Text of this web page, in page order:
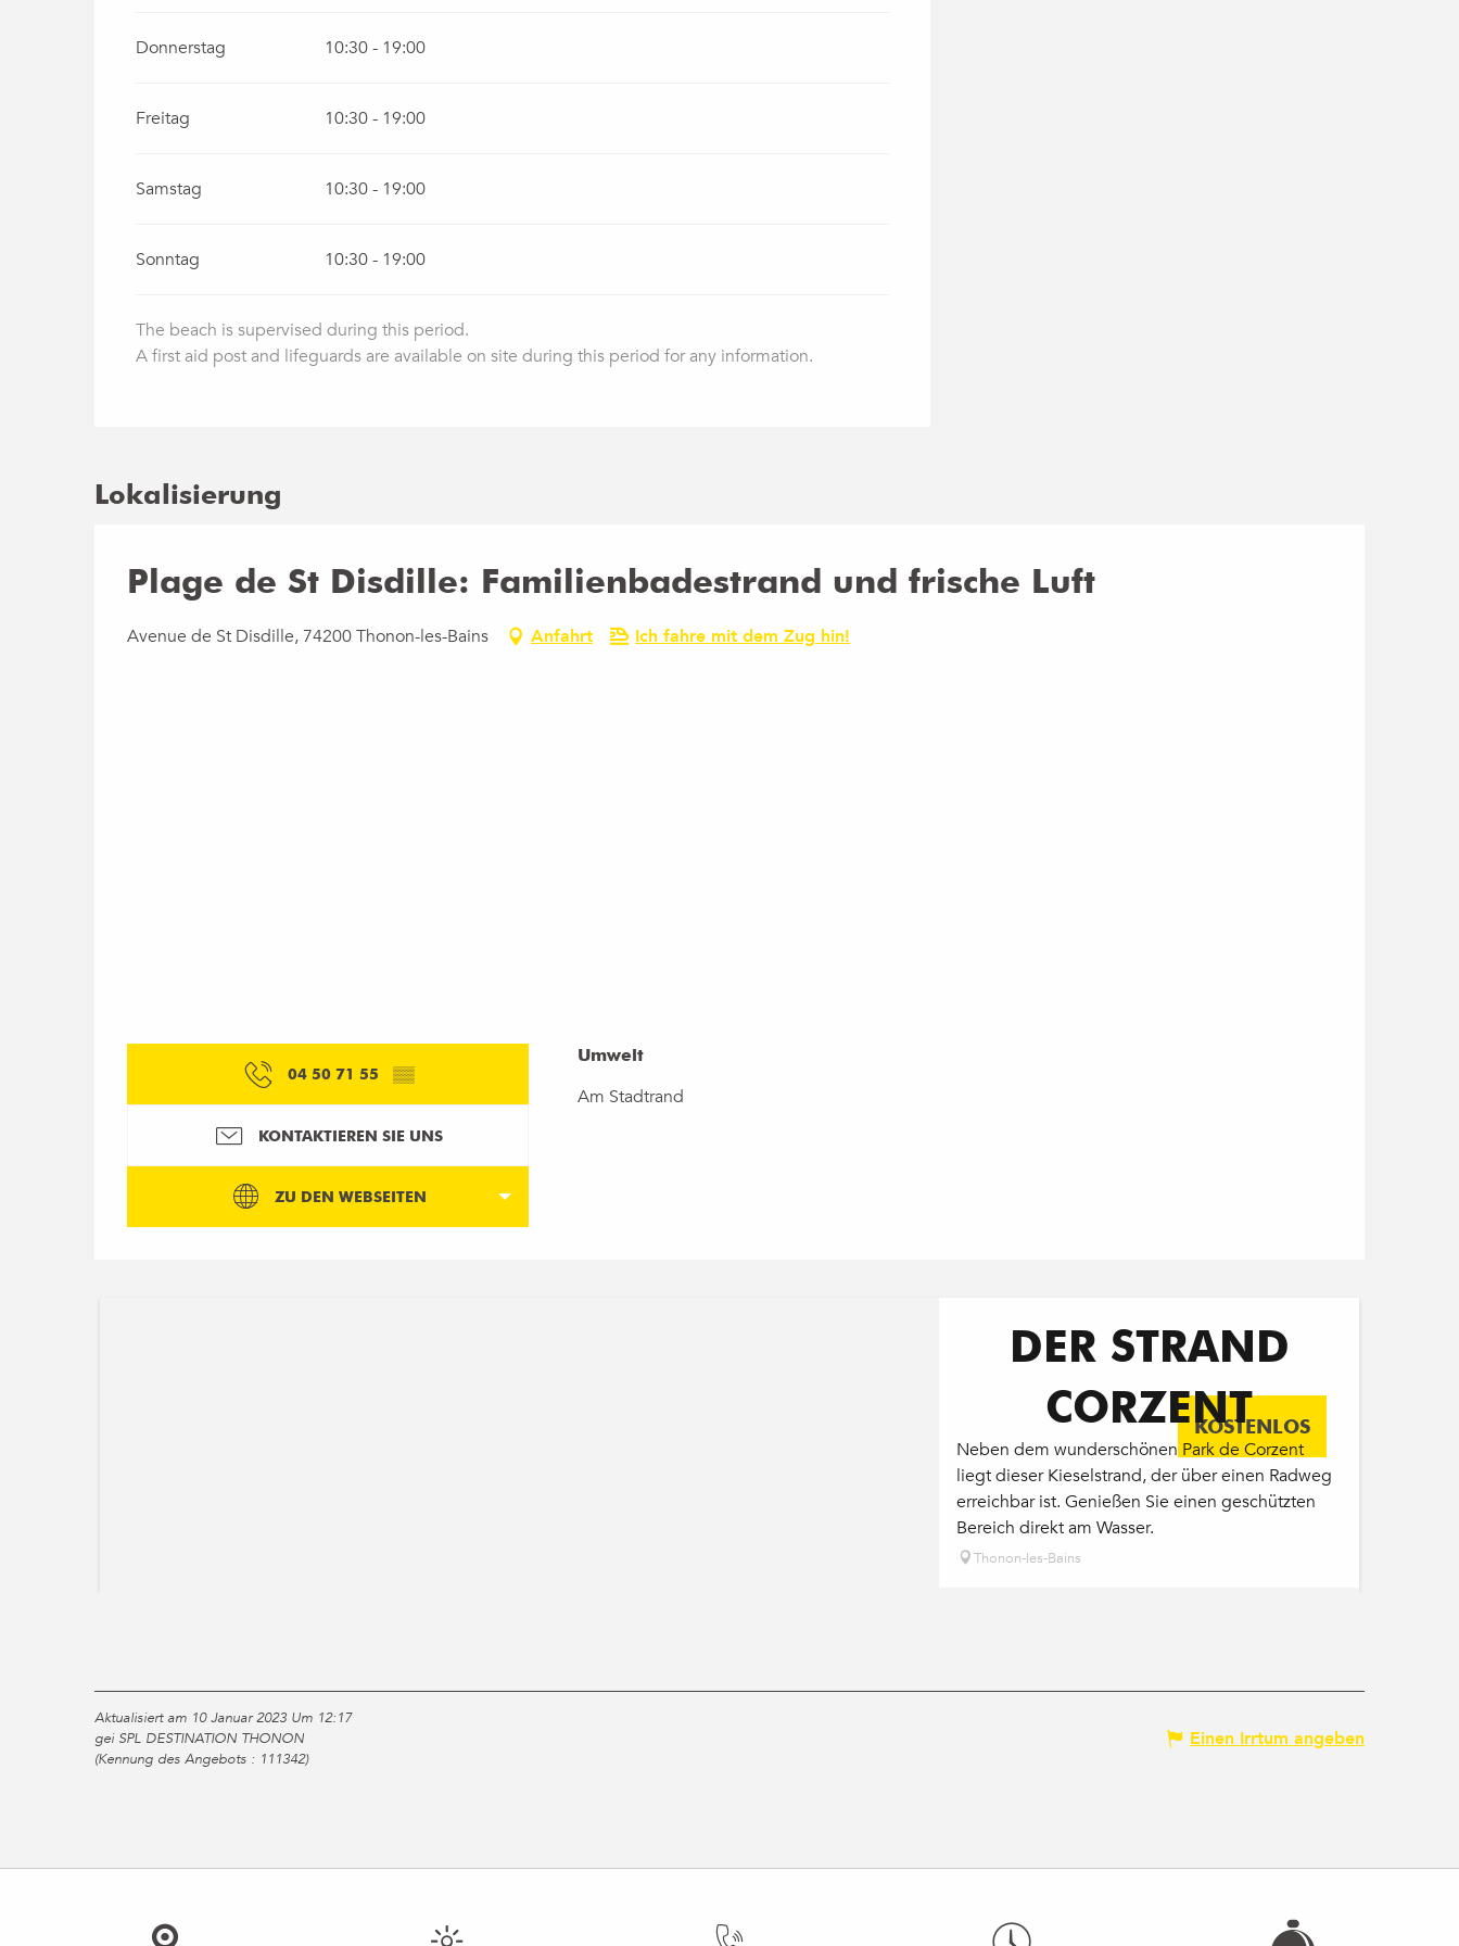
Donnerstag 10:30 - 19:00
Freitag 10:30 - 19:00
Samstag 10:30 - 19:00
Sonntag 10:30 - 19:00
The beach is supervised during this period.
A first aid post and lifeguards are available on site during this period for any information.
Lokalisierung
Plage de St Disdille: Familienbadestrand und frische Luft
Avenue de St Disdille, 74200 Thonon-les-Bains Anfahrt Ich fahre mit dem Zug hin!
04 50 71 55 ▒▒
KONTAKTIEREN SIE UNS
ZU DEN WEBSEITEN
Umwelt
Umwelt
Am Stadtrand
KOSTENLOS
DER STRAND
CORZENT
Neben dem wunderschönen Park de Corzent
liegt dieser Kieselstrand, der über einen Radweg
erreichbar ist. Genießen Sie einen geschützten
Bereich direkt am Wasser.
Thonon-les-Bains
Aktualisiert am 10 Januar 2023 Um 12:17
gei SPL DESTINATION THONON
(Kennung des Angebots : 111342)
Einen Irrtum angeben